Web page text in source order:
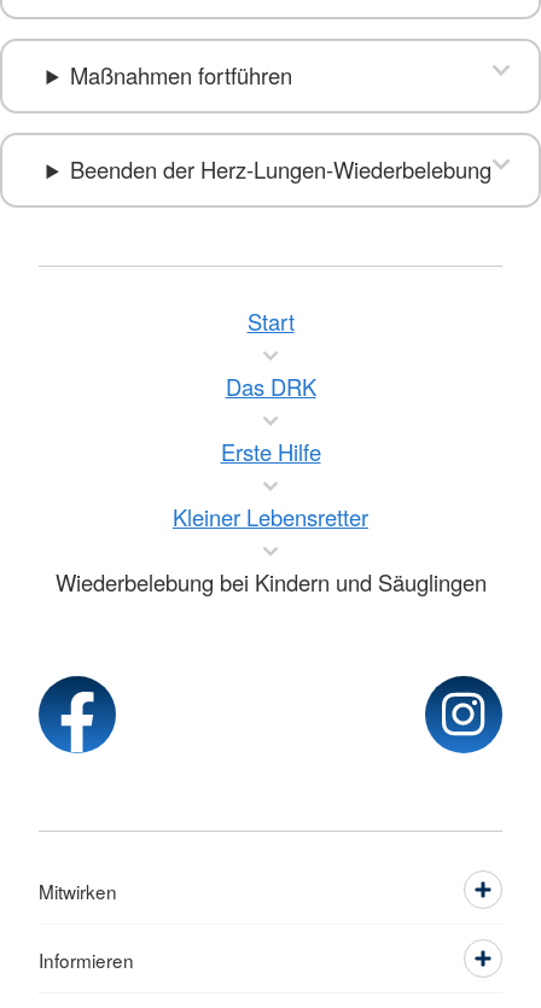
Maßnahmen fortführen
Beenden der Herz-Lungen-Wiederbelebung
Start
Das DRK
Erste Hilfe
Kleiner Lebensretter
Wiederbelebung bei Kindern und Säuglingen
Mitwirken
Informieren